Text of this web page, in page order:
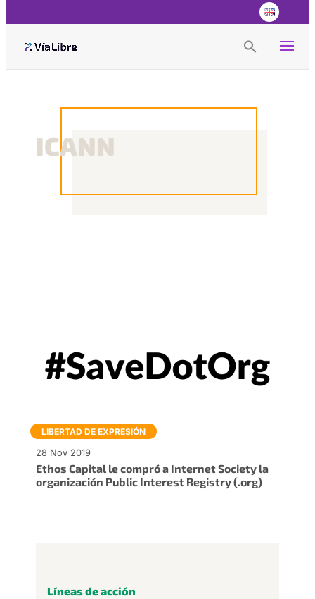
Search Button
ICANN
Ethos Capital le compró a Internet Society la
organización Public Interest Registry (.org)
28 Nov 2019
LIBERTAD DE EXPRESIÓN
Líneas de acción